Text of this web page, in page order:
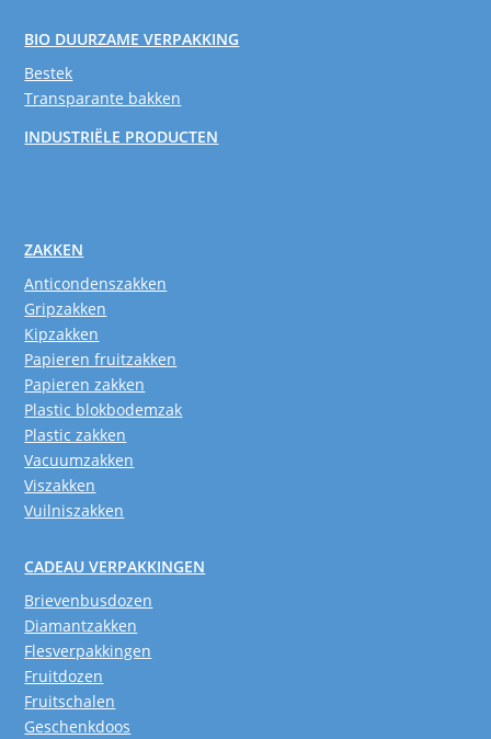
BIO DUURZAME VERPAKKING
Bestek
Transparante bakken
INDUSTRIËLE PRODUCTEN
ZAKKEN
Anticondenszakken
Gripzakken
Kipzakken
Papieren fruitzakken
Papieren zakken
Plastic blokbodemzak
Plastic zakken
Vacuumzakken
Viszakken
Vuilniszakken
CADEAU VERPAKKINGEN
Brievenbusdozen
Diamantzakken
Flesverpakkingen
Fruitdozen
Fruitschalen
Geschenkdoos